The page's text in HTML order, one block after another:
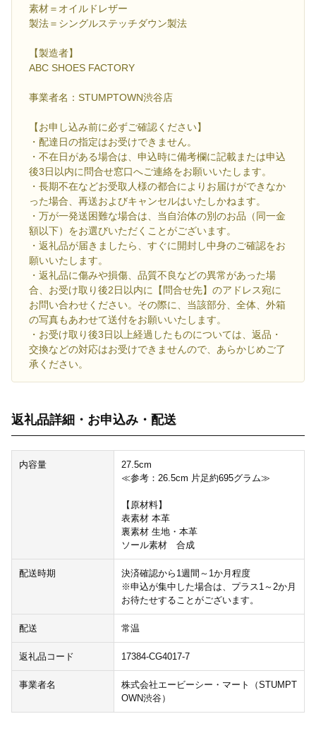
素材＝オイルドレザー
製法＝シングルステッチダウン製法
【製造者】
ABC SHOES FACTORY
事業者名：STUMPTOWN渋谷店
【お申し込み前に必ずご確認ください】
・配達日の指定はお受けできません。
・不在日がある場合は、申込時に備考欄に記載または申込
後3日以内に問合せ窓口へご連絡をお願いいたします。
・長期不在などお受取人様の都合によりお届けができなか
った場合、再送およびキャンセルはいたしかねます。
・万が一発送困難な場合は、当自治体の別のお品（同一金
額以下）をお選びいただくことがございます。
・返礼品が届きましたら、すぐに開封し中身のご確認をお
願いいたします。
・返礼品に傷みや損傷、品質不良などの異常があった場
合、お受け取り後2日以内に【問合せ先】のアドレス宛に
お問い合わせください。その際に、当該部分、全体、外箱
の写真もあわせて送付をお願いいたします。
・お受け取り後3日以上経過したものについては、返品・
交換などの対応はお受けできませんので、あらかじめご了
承ください。
返礼品詳細・お申込み・配送
内容量
27.5cm
≪参考：26.5cm 片足約695グラム≫
【原材料】
表素材 本革
裏素材 生地・本革
ソール素材 合成
配送時期
決済確認から1週間～1か月程度
※申込が集中した場合は、プラス1～2か月
お待たせすることがございます。
配送 常温
返礼品コード 17384-CG4017-7
事業者名
株式会社エービーシー・マート（STUMPT
OWN渋谷）